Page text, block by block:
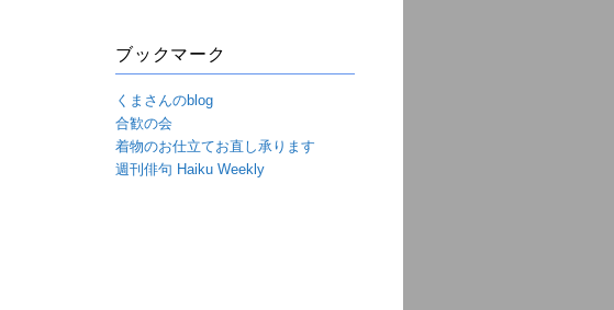
ブックマーク
くまさんのblog
合歓の会
着物のお仕立てお直し承ります
週刊俳句 Haiku Weekly